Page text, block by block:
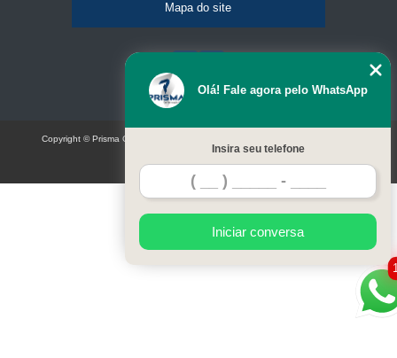
Mapa do site
Olá! Fale agora pelo WhatsApp
Insira seu telefone
Iniciar conversa
Copyright © Prisma Comunicação visual e eventos (Lei 9610 de 19/02/1998)